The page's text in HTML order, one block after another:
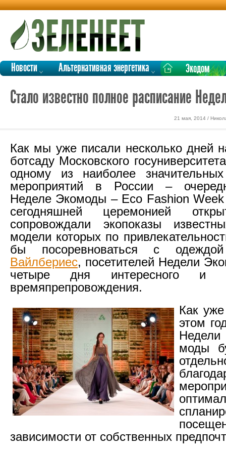
Новости Альтернативная энергетика Экодом
Стало известно полное расписание
21 мая, 2014 /
Как мы уже писали несколько дней
ботсаду Московского
одному из наиболее значительных
мероприятий в России –
Неделе Экомоды – Eco Fashion
сегодняшней церемонией
сопровождали экопоказы
модели которых по
бы посоревноваться с
Вайлбериес, посетителей Недели
четыре дня интересного и
времяпрепровождения.
Как
этом
Недели
моды
зависимости от собственных